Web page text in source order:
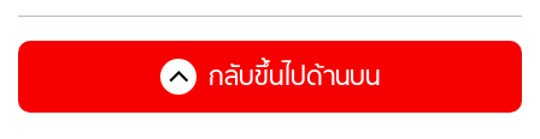
กลับขึ้นไปด้านบน